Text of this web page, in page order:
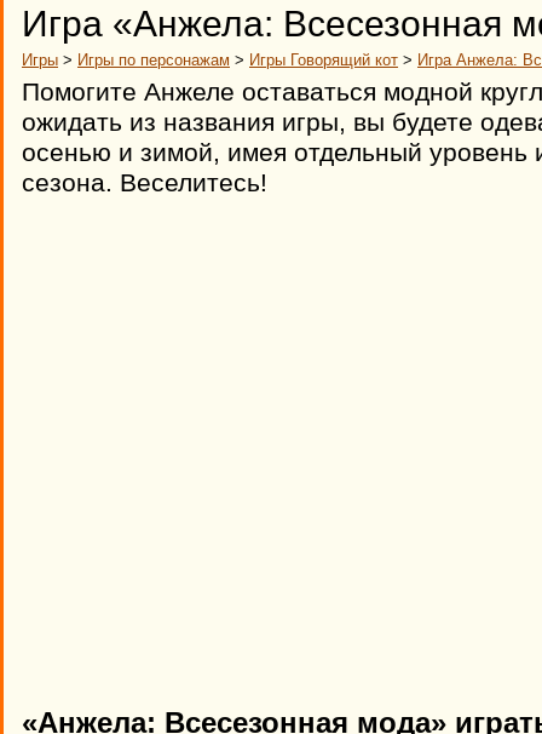
Игра «Анжела: Всесезонная
Игры > Игры по персонажам > Игры Говорящий кот > Игра Анжела:
Помогите Анжеле оставаться модной
ожидать из названия игры, вы будете
осенью и зимой, имея отдельный уровень
сезона. Веселитесь!
«Анжела: Всесезонная мода»